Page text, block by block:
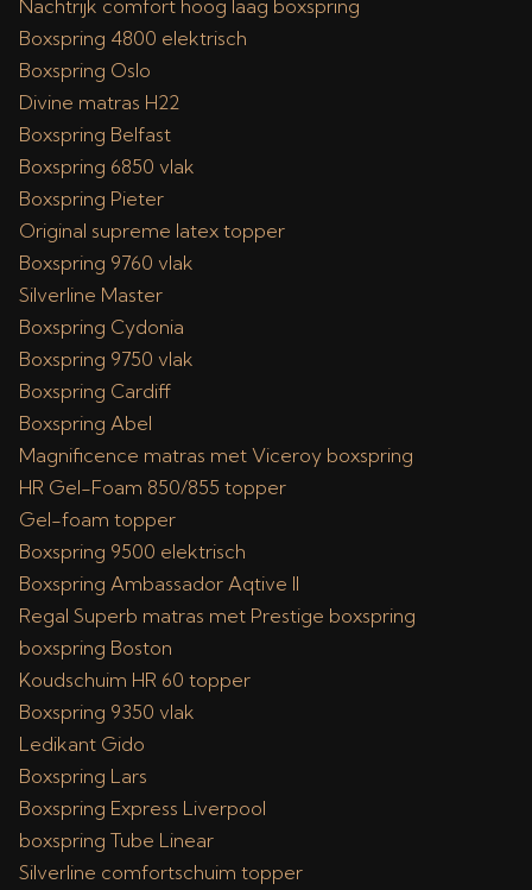
Nachtrijk comfort hoog laag boxspring
Boxspring 4800 elektrisch
Boxspring Oslo
Divine matras H22
Boxspring Belfast
Boxspring 6850 vlak
Boxspring Pieter
Original supreme latex topper
Boxspring 9760 vlak
Silverline Master
Boxspring Cydonia
Boxspring 9750 vlak
Boxspring Cardiff
Boxspring Abel
Magnificence matras met Viceroy boxspring
HR Gel-Foam 850/855 topper
Gel-foam topper
Boxspring 9500 elektrisch
Boxspring Ambassador Aqtive II
Regal Superb matras met Prestige boxspring
boxspring Boston
Koudschuim HR 60 topper
Boxspring 9350 vlak
Ledikant Gido
Boxspring Lars
Boxspring Express Liverpool
boxspring Tube Linear
Silverline comfortschuim topper